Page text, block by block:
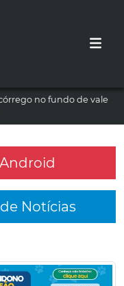
no fundo de vale
Notícias